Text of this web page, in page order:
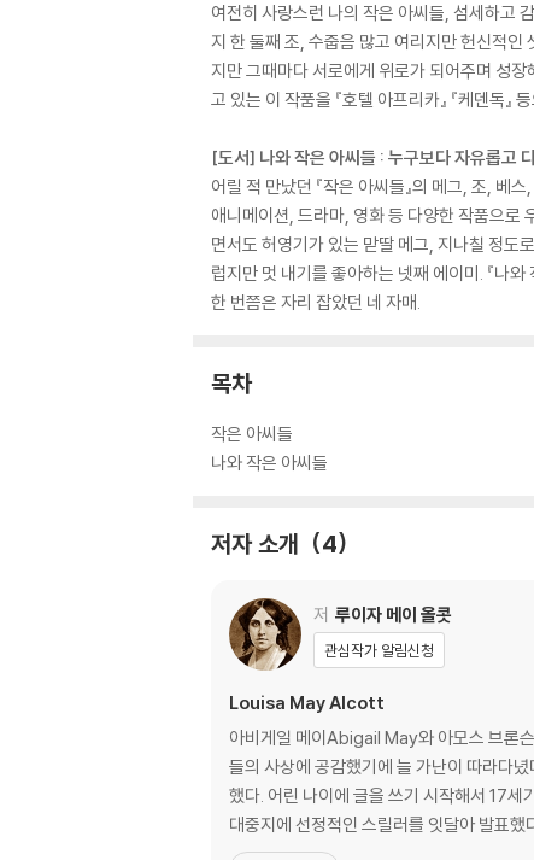
여전히 사랑스런 나의 작은 아씨들, 섬세하고
지 한 둘째 조, 수줍음 많고 여리지만 헌신적인
지만 그때마다 서로에게 위로가 되어주며 성
고 있는 이 작품을 『호텔 아프리카』 『케덴독
[도서] 나와 작은 아씨들 : 누구보다 자유롭고
어릴 적 만났던 『작은 아씨들』의 메그, 조, 베
애니메이션, 드라마, 영화 등 다양한 작품으로
면서도 허영기가 있는 맏딸 메그, 지나칠 정도
럽지만 멋 내기를 좋아하는 넷째 에이미. 『나
한 번쯤은 자리 잡았던 네 자매.
목차
작은 아씨들
나와 작은 아씨들
저자 소개 4
저 루이자 메이 올콧
관심작가 알림신청
Louisa May Alcott
아비게일 메이Abigail May와 아모스 브론
들의 사상에 공감했기에 늘 가난이 따라다
했다. 어린 나이에 글을 쓰기 시작해서 17
대중지에 선정적인 스릴러를 잇달아 발표